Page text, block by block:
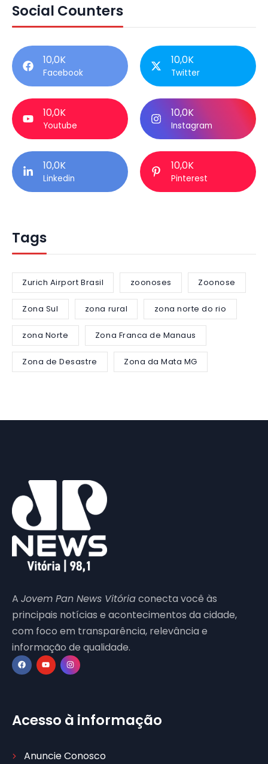
Social Counters
10,0K
Facebook
10,0K
Twitter
10,0K
Youtube
10,0K
Instagram
10,0K
Linkedin
10,0K
Pinterest
Tags
Zurich Airport Brasil zoonoses Zoonose
Zona Sul zona rural zona norte do rio
zona Norte Zona Franca de Manaus
Zona de Desastre Zona da Mata MG
A Jovem Pan News Vitóriaconecta você às
principais notícias e acontecimentos da cidade,
com foco em transparência, relevância e
informação de qualidade.
Acesso à informação
Anuncie Conosco